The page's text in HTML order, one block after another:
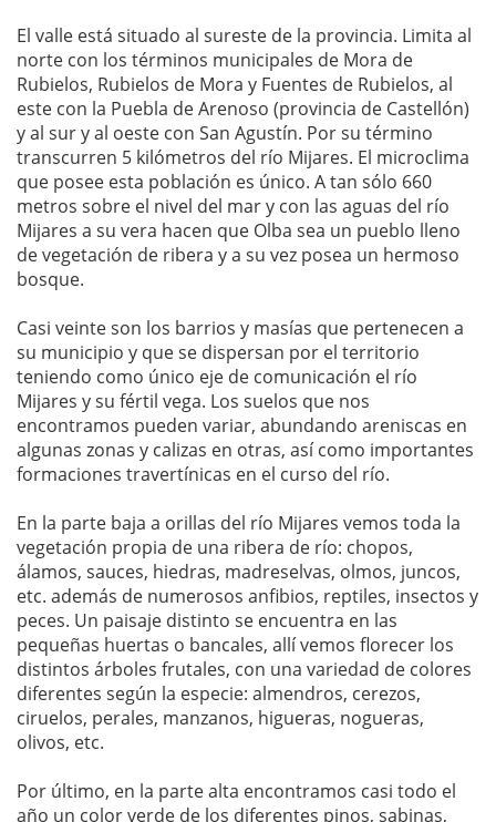
El valle está situado al sureste de la provincia. Limita al
norte con los términos municipales de Mora de
Rubielos, Rubielos de Mora y Fuentes de Rubielos, al
este con la Puebla de Arenoso (provincia de Castellón)
y al sur y al oeste con San Agustín. Por su término
transcurren 5 kilómetros del río Mijares. El microclima
que posee esta población es único. A tan sólo 660
metros sobre el nivel del mar y con las aguas del río
Mijares a su vera hacen que Olba sea un pueblo lleno
de vegetación de ribera y a su vez posea un hermoso
bosque.
Casi veinte son los barrios y masías que pertenecen a
su municipio y que se dispersan por el territorio
teniendo como único eje de comunicación el río
Mijares y su fértil vega. Los suelos que nos
encontramos pueden variar, abundando areniscas en
algunas zonas y calizas en otras, así como importantes
formaciones travertínicas en el curso del río.
En la parte baja a orillas del río Mijares vemos toda la
vegetación propia de una ribera de río: chopos,
álamos, sauces, hiedras, madreselvas, olmos, juncos,
etc. además de numerosos anfibios, reptiles, insectos y
peces. Un paisaje distinto se encuentra en las
pequeñas huertas o bancales, allí vemos florecer los
distintos árboles frutales, con una variedad de colores
diferentes según la especie: almendros, cerezos,
ciruelos, perales, manzanos, higueras, nogueras,
olivos, etc.
Por último, en la parte alta encontramos casi todo el
año un color verde de los diferentes pinos, sabinas,